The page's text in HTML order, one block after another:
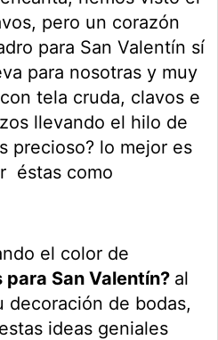
pero un corazón
para San Valentín sí
para nosotras y muy
tela cruda, clavos e
llevando el hilo de
precioso? lo mejor es
éstas como
el color de
para San Valentín? al
decoración de bodas,
ideas geniales